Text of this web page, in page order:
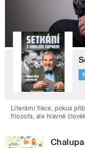
Literární fikce, pokus
filozofa, ale hlavně
Chalupa